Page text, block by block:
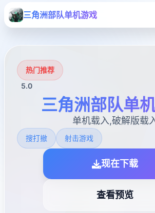
三角洲部队单机游戏
热门推荐
5.0
三角洲部队单
单机载入,破解版载
搜打撤 射击游戏
现在下载
查看预览